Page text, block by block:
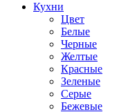
Кухни
Цвет
Белые
Черные
Желтые
Красные
Зеленые
Серые
Бежевые